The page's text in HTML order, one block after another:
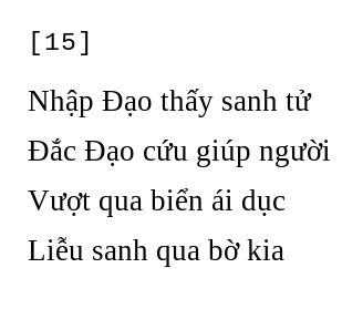
[15]
Nhập Đạo thấy sanh tử
Đắc Đạo cứu giúp người
Vượt qua biển ái dục
Liễu sanh qua bờ kia